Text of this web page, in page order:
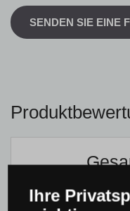
SENDEN SIE EINE
Ihre